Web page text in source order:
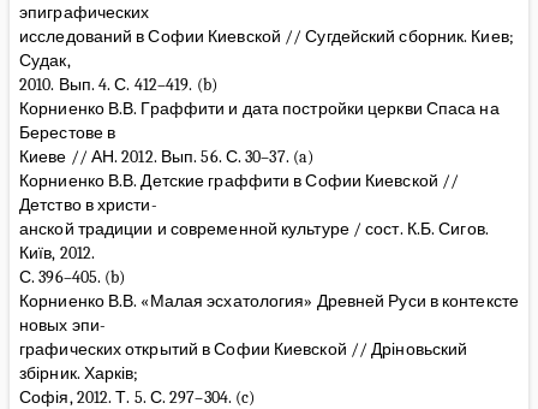
эпиграфических
исследований в Софии Киевской // Сугдейский сборник. Киев;
Судак,
2010. Вып. 4. С. 412–419. (b)
Корниенко В.В. Граффити и дата постройки церкви Спаса на
Берестове в
Киеве // АН. 2012. Вып. 56. С. 30–37. (a)
Корниенко В.В. Детские граффити в Софии Киевской //
Детство в христи-
анской традиции и современной культуре / сост. К.Б. Сигов.
Київ, 2012.
С. 396–405. (b)
Корниенко В.В. «Малая эсхатология» Древней Руси в контексте
новых эпи-
графических открытий в Софии Киевской // Дріновьский
збірник. Харків;
Софія, 2012. Т. 5. С. 297–304. (c)